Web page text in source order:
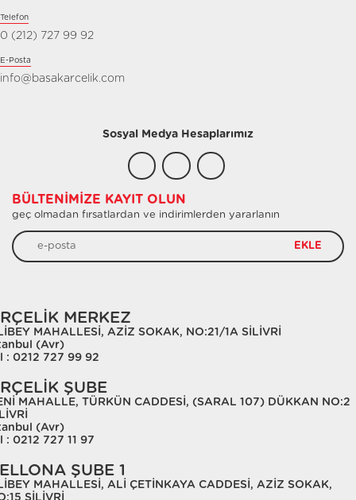
Telefon
0 (212) 727 99 92
E-Posta
info@basakarcelik.com
Sosyal Medya Hesaplarımız
BÜLTENIMIZE KAYIT OLUN
geç olmadan fırsatlardan ve indirimlerden yararlanın
EKLE
MERKEZ
MAHALLESİ, AZİZ SOKAK, NO:21/1A SİLİVRİ
(Avr)
: 0212 727 99 92
ŞUBE
MAHALLE, TÜRKÜN CADDESİ, (SARAL 107) DÜKKAN NO:2
(Avr)
: 0212 727 11 97
ŞUBE 1
MAHALLESİ, ALİ ÇETİNKAYA CADDESİ, AZİZ SOKAK,
SİLİVRİ